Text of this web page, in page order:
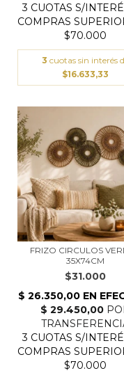
3 cuotas sin interés
$16.633,33
FRIZO CIRCULOS
35X74CM
$31.000